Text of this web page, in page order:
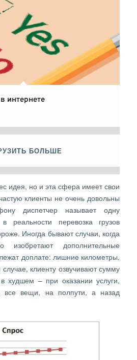
интернете
БОЛЬШЕ
идея, но и эта сфера имеет свои
клиенты не очень довольны
диспетчер называет одну
реальности перевозка грузов
Иногда бывают случаи, когда
изобретают дополнительные
доплате: лишние километры,
клиенту озвучивают сумму
худшем – при оказании услуги,
все вещи, на полпути, а назад